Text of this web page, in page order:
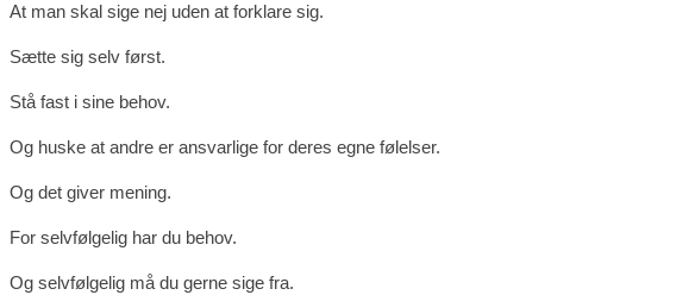
At man skal sige nej uden at forklare sig.
Sætte sig selv først.
Stå fast i sine behov.
Og huske at andre er ansvarlige for deres egne følelser.
Og det giver mening.
For selvfølgelig har du behov.
Og selvfølgelig må du gerne sige fra.